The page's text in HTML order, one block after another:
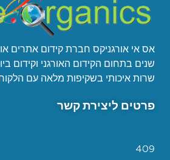
שנים בתחום הקידום האורגני וקידום
שרות איכותי בשקיפות מלאה עם
פרטים ליצירת קשר
409